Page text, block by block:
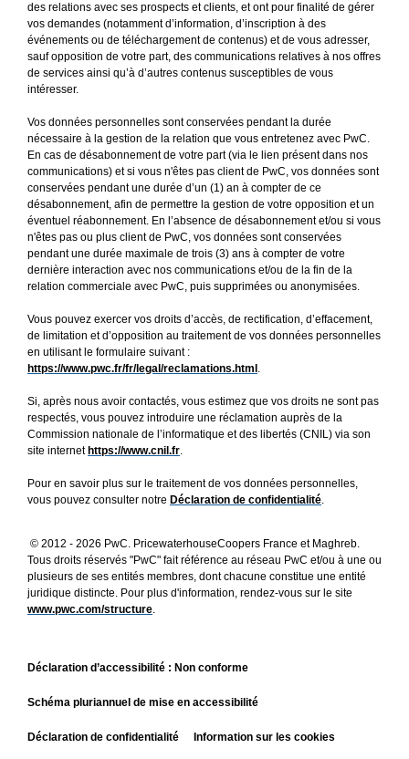
des relations avec ses prospects et clients, et ont pour finalité de gérer
vos demandes (notamment d’information, d’inscription à des
événements ou de téléchargement de contenus) et de vous adresser,
sauf opposition de votre part, des communications relatives à nos offres
de services ainsi qu’à d’autres contenus susceptibles de vous
intéresser.
Vos données personnelles sont conservées pendant la durée
nécessaire à la gestion de la relation que vous entretenez avec PwC.
En cas de désabonnement de votre part (via le lien présent dans nos
communications) et si vous n'êtes pas client de PwC, vos données sont
conservées pendant une durée d’un (1) an à compter de ce
désabonnement, afin de permettre la gestion de votre opposition et un
éventuel réabonnement. En l’absence de désabonnement et/ou si vous
n'êtes pas ou plus client de PwC, vos données sont conservées
pendant une durée maximale de trois (3) ans à compter de votre
dernière interaction avec nos communications et/ou de la fin de la
relation commerciale avec PwC, puis supprimées ou anonymisées.
Vous pouvez exercer vos droits d’accès, de rectification, d’effacement,
de limitation et d’opposition au traitement de vos données personnelles
https://www.pwc.fr/fr/legal/reclamations.html .
Si, après nous avoir contactés, vous estimez que vos droits ne sont pas
respectés, vous pouvez introduire une réclamation auprès de la
Commission nationale de l’informatique et des libertés (CNIL) via son
site internet https://www.cnil.fr.
Pour en savoir plus sur le traitement de vos données personnelles,
vous pouvez consulter notre Déclaration de confidentialité.
Tous droits réservés "PwC" fait référence au réseau PwC et/ou à une ou
plusieurs de ses entités membres, dont chacune constitue une entité
www.pwc.com/structure.
Déclaration d’accessibilité : Non conforme
Schéma pluriannuel de mise en accessibilité
Déclaration de confidentialité Information sur les cookies